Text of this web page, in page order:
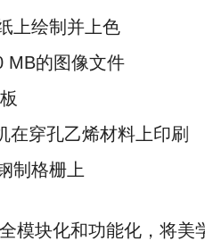
上绘制并上色
MB的图像文件
在穿孔乙烯材料上印刷
制格栅上
模块化和功能化，将